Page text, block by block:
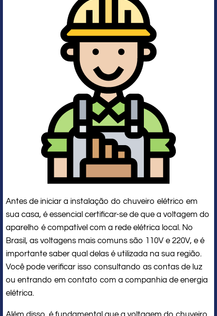
Antes de iniciar a instalação do chuveiro elétrico em
sua casa, é essencial certificar-se de que a voltagem do
aparelho é compatível com a rede elétrica local. No
Brasil, as voltagens mais comuns são 110V e 220V, e é
importante saber qual delas é utilizada na sua região.
Você pode verificar isso consultando as contas de luz
ou entrando em contato com a companhia de energia
elétrica.